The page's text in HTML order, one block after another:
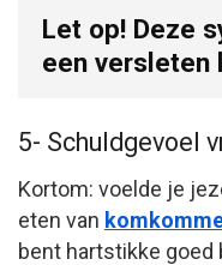
Let op! Deze
een versleten
5- Schuldgevoel
Kortom: voelde je
eten van
bent hartstikke goed